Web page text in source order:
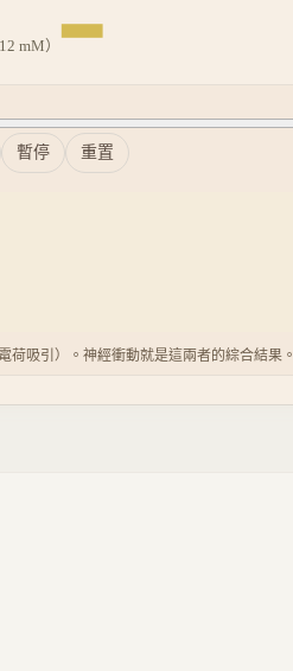
12 mM）
暫停 重置
荷吸引）。神經衝動就是這兩者的綜合結果。